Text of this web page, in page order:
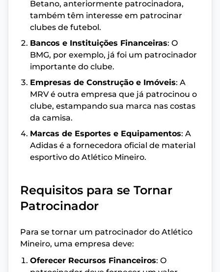
Betano, anteriormente patrocinadora,
também têm interesse em patrocinar
clubes de futebol.
Bancos e Instituições Financeiras: O
BMG, por exemplo, já foi um patrocinador
importante do clube.
Empresas de Construção e Imóveis: A
MRV é outra empresa que já patrocinou o
clube, estampando sua marca nas costas
da camisa.
Marcas de Esportes e Equipamentos: A
Adidas é a fornecedora oficial de material
esportivo do Atlético Mineiro.
Requisitos para se Tornar
Patrocinador
Para se tornar um patrocinador do Atlético
Mineiro, uma empresa deve:
Oferecer Recursos Financeiros: O